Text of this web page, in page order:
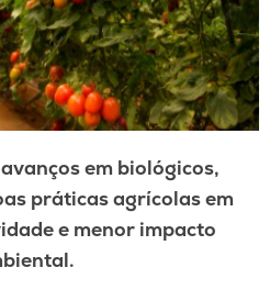
em biológicos,
práticas agrícolas em
e menor impacto